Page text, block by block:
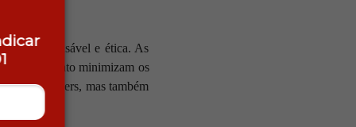
responsável e ética. As
IA, enquanto minimizam os
stakeholders, mas também